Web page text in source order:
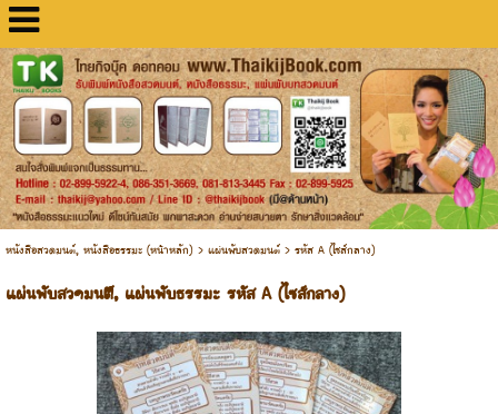
หนังสือสวดมนต์, หนังสือธรรมะ (หน้าหลัก) > แผ่นพับสวดมนต์> รหัส A (ไซส์กลาง)
แผ่นพับสวดมนต์, แผ่นพับธรรมะ รหัส A (ไซส์กลาง)